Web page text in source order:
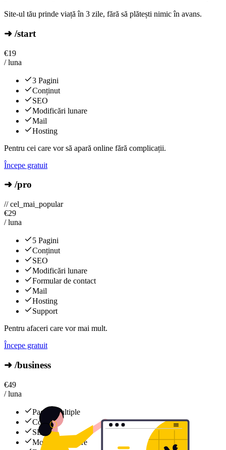
Site-ul tău prinde viață în 3 zile, fără să plătești nimic în avans.
➜ /start
€19
/ luna
3 Pagini
Conținut
SEO
Modificări lunare
Mail
Hosting
Pentru cei care vor să apară online fără complicații.
Începe gratuit
➜ /pro
// cel_mai_popular
€29
/ luna
5 Pagini
Conținut
SEO
Modificări lunare
Formular de contact
Mail
Hosting
Support
Pentru afaceri care vor mai mult.
Începe gratuit
➜ /business
€49
/ luna
Pagini multiple
Conținut
SEO
Modificări lunare